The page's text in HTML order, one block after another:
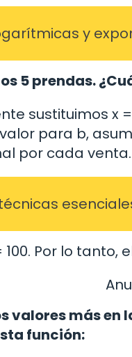
y
5 prendas.
sustituimos x
para b,
por cada venta.
Por lo
valores más
función: